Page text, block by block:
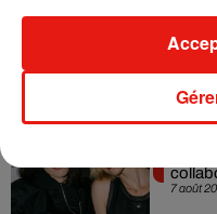
7 août
7 août